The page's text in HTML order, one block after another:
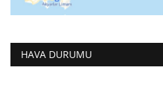
HAVA DURUMU